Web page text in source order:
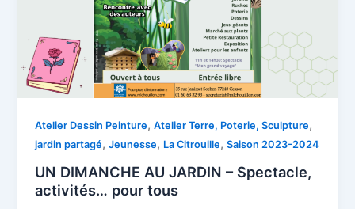
Atelier Dessin Peinture,Atelier Terre, Poterie, Sculpture,
jardin partagé,Jeunesse, La Citrouille,Saison 2023-2024
UN DIMANCHE AU JARDIN – Spectacle,
activités… pour tous